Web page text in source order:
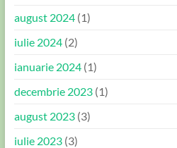
august 2024(1)
iulie 2024(2)
ianuarie 2024(1)
decembrie 2023(1)
august 2023(3)
iulie 2023(3)